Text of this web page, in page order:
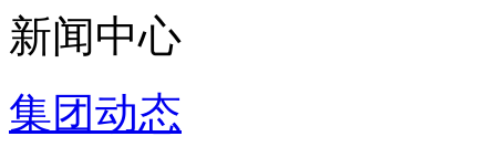
新闻中心
集团动态